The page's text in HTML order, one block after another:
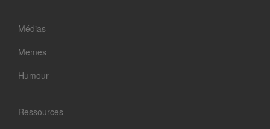
Médias
Memes
Humour
Ressources